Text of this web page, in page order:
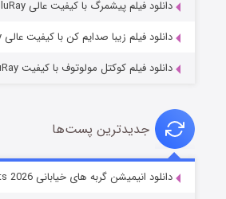
شوهر
دانلود فیلم پیشمرگ با کیفیت عالی BluRay
دانلود فیلم زیبا صدایم کن با کیفیت عالی BluRay
دانلود فیلم کوکتل مولوتوف با کیفیت BluRay
جدیدترین پست‌ها
دانلود انیمیشن گربه های خیابانی Alley Cats 2026